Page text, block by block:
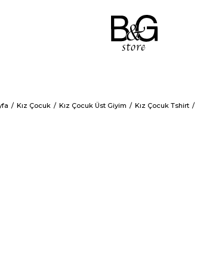
Kız Çocuk Kız Çocuk Üst Giyim Kız Çocuk Tshirt